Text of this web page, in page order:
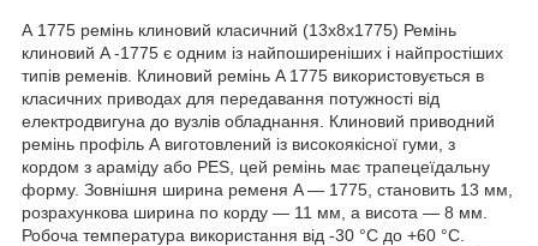
А 1775 ремінь клиновий класичний (13х8х1775) Ремінь
клиновий A -1775 є одним із найпоширеніших і найпростіших
типів ременів. Клиновий ремінь A 1775 використовується в
класичних приводах для передавання потужності від
електродвигуна до вузлів обладнання. Клиновий приводний
ремінь профіль А виготовлений із високоякісної гуми, з
кордом з араміду або PES, цей ремінь має трапецеїдальну
форму. Зовнішня ширина ременя A — 1775, становить 13 мм,
розрахункова ширина по корду — 11 мм, а висота — 8 мм.
Робоча температура використання від -30 °C до +60 °C.